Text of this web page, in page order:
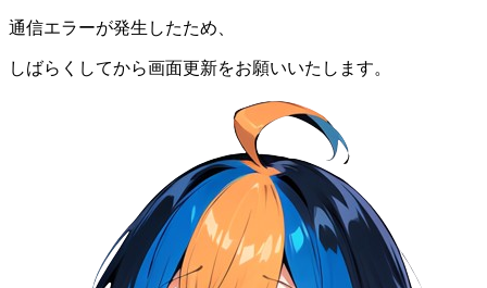
通信エラーが発生したため、
しばらくしてから画面更新をお願いいたします。